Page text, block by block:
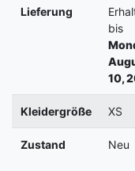
Lieferung
bis
10,
Kleidergröße XS
Zustand Neu